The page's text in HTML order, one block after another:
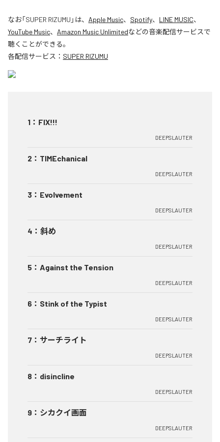
なお「SUPER RIZUMU 」は、 Apple Music、 Spotify、 LINE MUSIC、
YouTube Music、 Amazon Music Unlimitedなどの音楽配信サービスで
聴くことができる。
各配信サービス： SUPER RIZUMU
1 ： FIX!!!
DEEPSLAUTER
2 ： TIMEchanical
DEEPSLAUTER
3 ： Evolvement
DEEPSLAUTER
4 ： 斜め
DEEPSLAUTER
5 ： Against the Tension
DEEPSLAUTER
6 ： Stink of the Typist
DEEPSLAUTER
7 ： サーチライト
DEEPSLAUTER
8 ： disincline
DEEPSLAUTER
9 ： シカクイ画面
DEEPSLAUTER